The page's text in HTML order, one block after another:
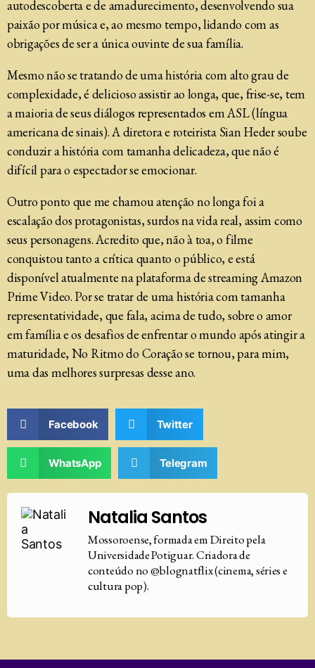
autodescoberta e de amadurecimento, desenvolvendo sua
paixão por música e, ao mesmo tempo, lidando com as
obrigações de ser a única ouvinte de sua família.
Mesmo não se tratando de uma história com alto grau de
complexidade, é delicioso assistir ao longa, que, frise-se, tem
a maioria de seus diálogos representados em ASL (língua
americana de sinais). A diretora e roteirista Sian Heder soube
conduzir a história com tamanha delicadeza, que não é
difícil para o espectador se emocionar.
Outro ponto que me chamou atenção no longa foi a
escalação dos protagonistas, surdos na vida real, assim como
seus personagens. Acredito que, não à toa, o filme
conquistou tanto a crítica quanto o público, e está
disponível atualmente na plataforma de streaming Amazon
Prime Video. Por se tratar de uma história com tamanha
representatividade, que fala, acima de tudo, sobre o amor
em família e os desafios de enfrentar o mundo após atingir a
maturidade, No Ritmo do Coração se tornou, para mim,
uma das melhores surpresas desse ano.
Facebook Twitter
WhatsApp Telegram
Natalia Santos
Mossoroense, formada em Direito pela
Universidade Potiguar. Criadora de
conteúdo no @blognatflix (cinema, séries e
cultura pop).